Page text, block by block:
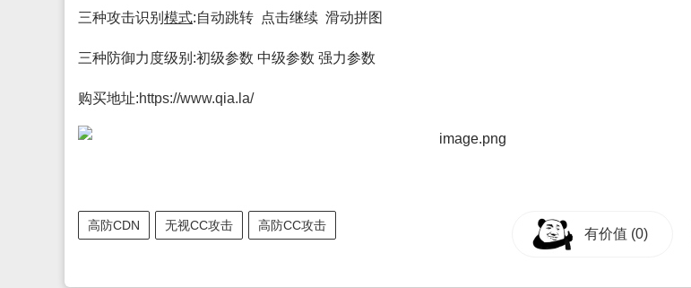
三种攻击识别 模式:自动跳转 点击继续 滑动拼图
三种防御力度级别:初级参数 中级参数 强力参数
购买地址:https://www.qia.la/
有价值 (0)
高防CDN 无视CC攻击 高防CC攻击